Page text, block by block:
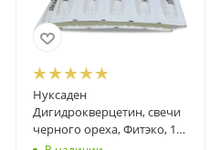
Нуксаден
Дигидрокверцетин, свечи
черного ореха, Фитэко, 10